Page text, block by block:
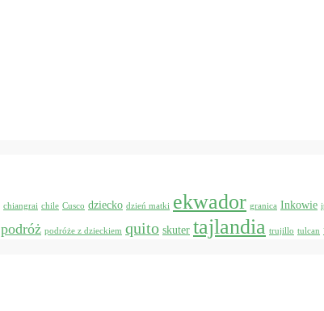
chiangrai chile Cusco dziecko dzień matki ekwador granica Inkowie
podróż podróże z dzieckiem quito skuter tajlandia trujillo tulcan